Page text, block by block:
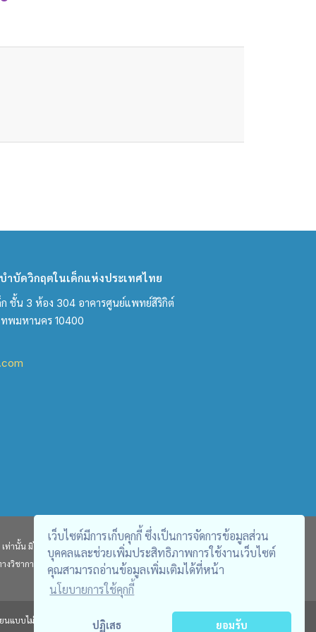
เว็บไซต์มีการเก็บคุกกี้ ซึ่งเป็นการจัดการข้อมูลส่วน
บุคคลและช่วยเพิ่มประสิทธิภาพการใช้งานเว็บไซต์
คุณสามารถอ่านข้อมูลเพิ่มเติมได้ที่หน้า
นโยบายการใช้คุกกี้
ปฏิเสธ ยอมรับ
ำบัดวิกฤตในเด็กแห่งประเทศไทย
ชั้น 3 ห้อง 304 อาคารศูนย์แพทย์สิริกิต์
ทพมหานคร 10400
านั้น มิได้มีเจตนา คัดลอกผลงานจากวารสารอื่น หรือนำเสนอในเชิง
าการเท่านั้น ไม่สามารถนำไปใช้อ้างอิงทางกฎหมายได้
แบบไม่ว่าส่วนหนึ่งส่วนใดนอกจากได้รับอนุญาต